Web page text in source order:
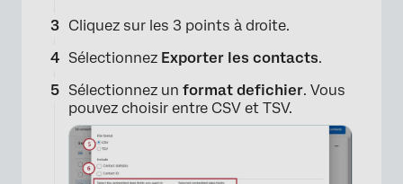
Cliquez sur les 3 points à droite.
Sélectionnez Exporter les contacts.
Sélectionnez un format defichier. Vous
pouvez choisir entre CSV et TSV.